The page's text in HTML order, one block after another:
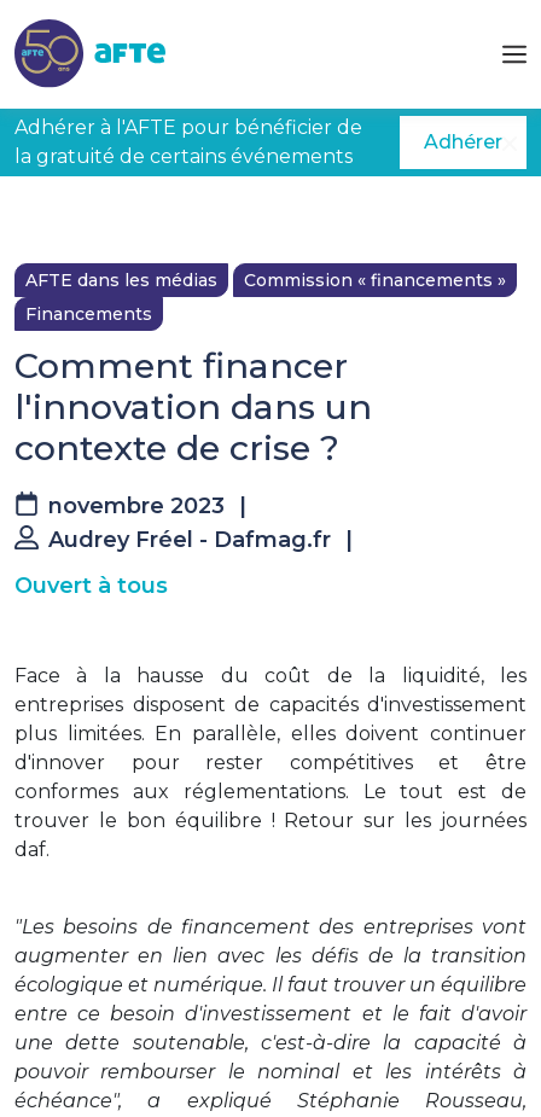
Adhérer à l'AFTE pour bénéficier de
la gratuité de certains événements
Adhérer
AFTE dans les médias
Commission « financements »
Financements
Comment financer
l'innovation dans un
contexte de crise ?
novembre 2023
Audrey Fréel - Dafmag.fr
Ouvert à tous
Face à la hausse du coût de la liquidité, les
entreprises disposent de capacités d'investissement
plus limitées. En parallèle, elles doivent continuer
d'innover pour rester compétitives et être
conformes aux réglementations. Le tout est de
trouver le bon équilibre ! Retour sur les journées
daf.
"Les besoins de financement des entreprises vont
augmenter en lien avec les défis de la transition
écologique et numérique. Il faut trouver un équilibre
entre ce besoin d'investissement et le fait d'avoir
une dette soutenable, c'est-à-dire la capacité à
pouvoir rembourser le nominal et les intérêts à
échéance", a expliqué Stéphanie Rousseau,